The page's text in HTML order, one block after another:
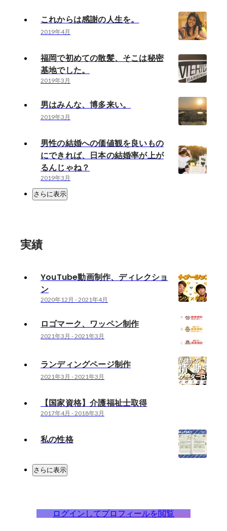
これからは感謝の人生を。
2019年4月
福岡で初めての散髪、そこは秘密
基地でした。
2019年3月
男はみんな、博多来い。
2019年3月
男性の結婚への価値観を良いもの
にできれば、日本の結婚率が上が
るんじゃね？
2019年3月
さらに表示
実績
YouTube動画制作、ディレクショ
ン
2020年12月 -2021年4月
ロゴマーク、ワッペン制作
2021年3月 -2021年3月
ランディングページ制作
2021年3月 -2021年3月
【国家資格】介護福祉士取得
2017年4月 -2018年3月
私の性格
さらに表示
ログインしてプロフィールを閲覧